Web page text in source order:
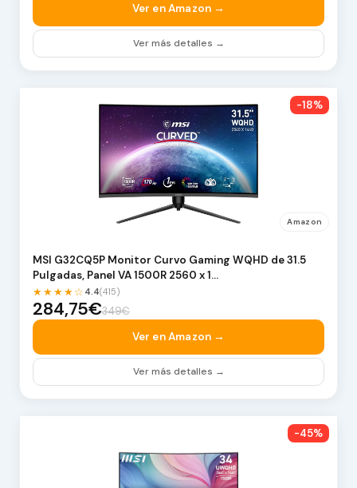
Ver en Amazon →
Ver más detalles →
-18%
Amazon
MSI G32CQ5P Monitor Curvo Gaming WQHD de 31.5
Pulgadas, Panel VA 1500R 2560 x 1…
★★★★☆ 4.4(415)
284,75€349€
Ver en Amazon →
Ver más detalles →
-45%